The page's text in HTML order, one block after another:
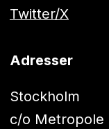
Twitter/X
Adresser
Stockholm
c/o Metropole